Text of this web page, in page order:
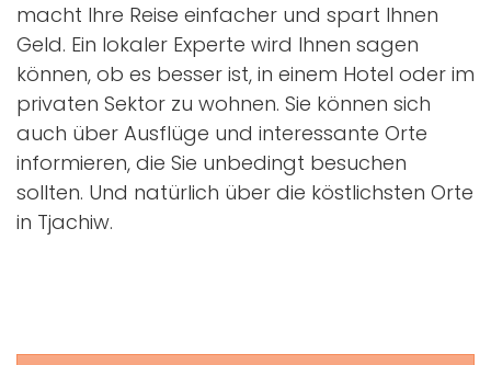
macht Ihre Reise einfacher und spart Ihnen
Geld. Ein lokaler Experte wird Ihnen sagen
können, ob es besser ist, in einem Hotel oder im
privaten Sektor zu wohnen. Sie können sich
auch über Ausflüge und interessante Orte
informieren, die Sie unbedingt besuchen
sollten. Und natürlich über die köstlichsten Orte
in Tjachiw.